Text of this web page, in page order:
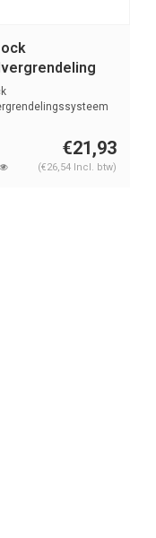
01XSGS
€21,93
(€26,54 Incl. btw)